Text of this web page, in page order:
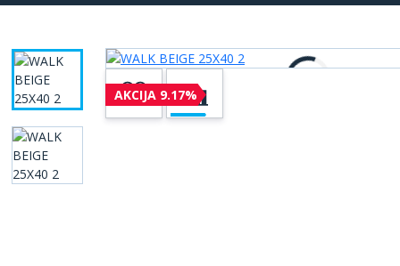
AKCIJA 9.17%